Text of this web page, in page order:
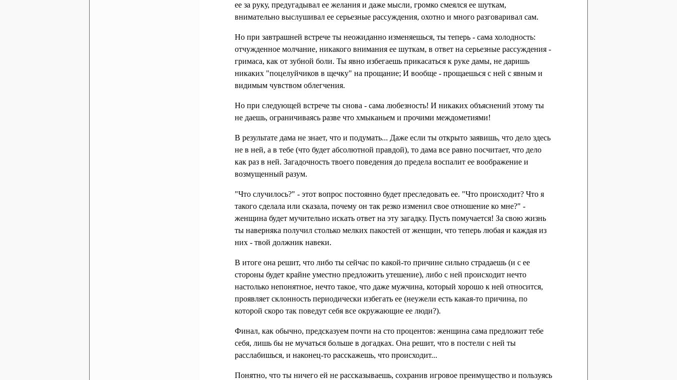
ее за руку, предугадывал ее желания и даже мысли, громко смеялся ее шуткам,
внимательно выслушивал ее серьезные рассуждения, охотно и много разговаривал сам.
Но при завтрашней встрече ты неожиданно изменяешься, ты теперь - сама холодность:
отчужденное молчание, никакого внимания ее шуткам, в ответ на серьезные рассуждения -
гримаса, как от зубной боли. Ты явно избегаешь прикасаться к руке дамы, не даришь
никаких "поцелуйчиков в щечку" на прощание; И вообще - прощаешься с ней с явным и
видимым чувством облегчения.
Но при следующей встрече ты снова - сама любезность! И никаких объяснений этому ты
не даешь, ограничиваясь разве что хмыканьем и прочими междометиями!
В результате дама не знает, что и подумать... Даже если ты открыто заявишь, что дело здесь
не в ней, а в тебе (что будет абсолютной правдой), то дама все равно посчитает, что дело
как раз в ней. Загадочность твоего поведения до предела воспалит ее воображение и
возмущенный разум.
"Что случилось?" - этот вопрос постоянно будет преследовать ее. "Что происходит? Что я
такого сделала или сказала, почему он так резко изменил свое отношение ко мне?" -
женщина будет мучительно искать ответ на эту загадку. Пусть помучается! За свою жизнь
ты наверняка получил столько мелких пакостей от женщин, что теперь любая и каждая из
них - твой должник навеки.
В итоге она решит, что либо ты сейчас по какой-то причине сильно страдаешь (и с ее
стороны будет крайне уместно предложить утешение), либо с ней происходит нечто
настолько непонятное, нечто такое, что даже мужчина, который хорошо к ней относится,
проявляет склонность периодически избегать ее (неужели есть какая-то причина, по
которой скоро так поведут себя все окружающие ее люди?).
Финал, как обычно, предсказуем почти на сто процентов: женщина сама предложит тебе
себя, лишь бы не мучаться больше в догадках. Она решит, что в постели с ней ты
расслабишься, и наконец-то расскажешь, что происходит...
Понятно, что ты ничего ей не рассказываешь, сохранив игровое преимущество и пользуясь